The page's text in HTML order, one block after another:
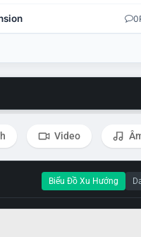
0
Video
Biểu Đồ Xu Hướng